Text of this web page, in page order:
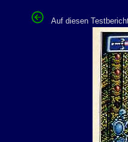
Auf diesen